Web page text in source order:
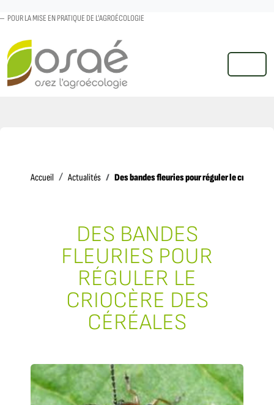
POUR LA MISE EN PRATIQUE DE L'AGROÉCOLOGIE
MENU
Accueil AccueilActualités Des bandes fleuries pour réguler le criocère
DES BANDES
FLEURIES POUR
RÉGULER LE
CRIOCÈRE DES
CÉRÉALES